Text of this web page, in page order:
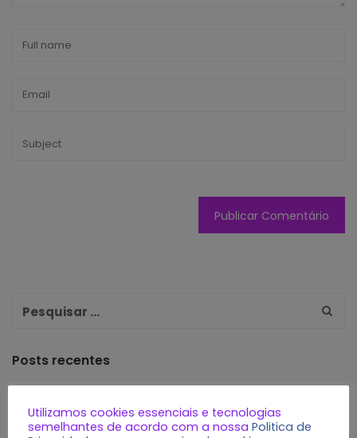
Posts recentes
certificado digital
Utilizamos cookies essenciais e tecnologias
semelhantes de acordo com a nossa Politica de